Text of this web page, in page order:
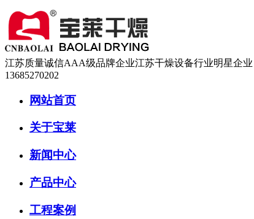
江苏质量诚信AAA级品牌企业江苏干燥设备行业明星企业
13685270202
网站首页
关于宝莱
新闻中心
产品中心
工程案例